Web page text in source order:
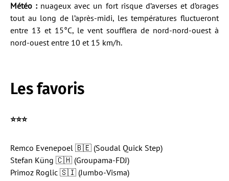
Météo : nuageux avec un fort risque d’averses et d’orages
tout au long de l’après-midi, les températures fluctueront
entre 13 et 15°C, le vent soufflera de nord-nord-ouest à
nord-ouest entre 10 et 15 km/h.
Les favoris
⭐️⭐️⭐️
Remco Evenepoel 🇧🇪 (Soudal Quick Step)
Stefan Küng 🇨🇭 (Groupama-FDJ)
Primoz Roglic 🇸🇮 (Jumbo-Visma)